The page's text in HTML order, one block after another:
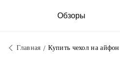
Обзоры
Главная Купить чехол на